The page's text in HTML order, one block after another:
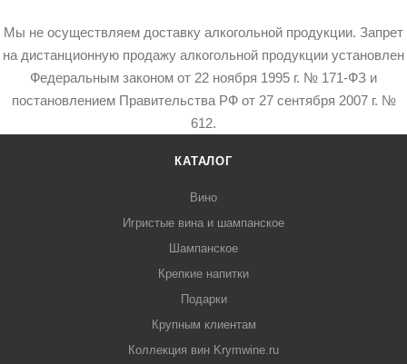
Мы не осуществляем доставку алкогольной продукции. Запрет
на дистанционную продажу алкогольной продукции установлен
Федеральным законом от 22 ноября 1995 г. № 171-ФЗ и
постановлением Правительства РФ от 27 сентября 2007 г. №
612.
КАТАЛОГ
Вино
Игристые вина и шампанское
Шампанское
Крепкие напитки
Подарки
Крупным клиентам
Коллекция вин Krymwine.ru